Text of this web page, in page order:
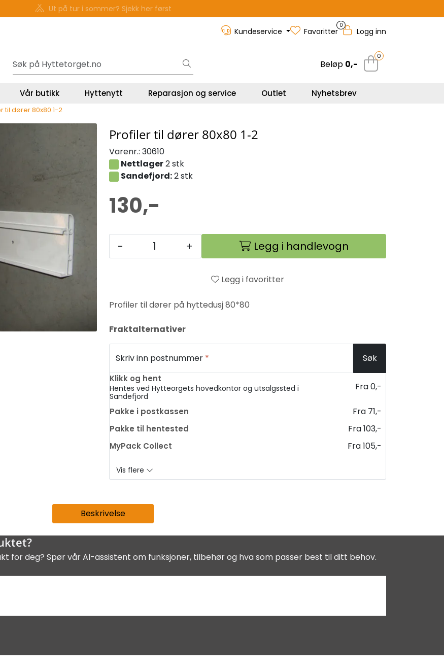
Gavekort - Gaven som ALLTID funker!
Kundeservice
0
Favoritter Logg inn
Beløp 0,-
0
Vår butikk Hyttenytt Reparasjon og service Outlet Nyhetsbrev
til dører 80x80 1-2
Profiler til dører 80x80 1-2
Varenr.: 30610
Nettlager2 stk
Sandefjord:2 stk
130,-
- + Legg i handlevogn
Legg i favoritter
Profiler til dører på hyttedusj 80*80
Fraktalternativer
Skriv inn postnummer * Søk
Klikk og hent
Hentes ved Hytteorgets hovedkontor og utsalgssted i
Sandefjord
Fra 0,-
Pakke i postkassen Fra 71,-
Pakke til hentested Fra 103,-
MyPack Collect Fra 105,-
Vis flere
Beskrivelse
for deg? Spør vår AI-assistent om funksjoner, tilbehør og hva som passer best til ditt behov.